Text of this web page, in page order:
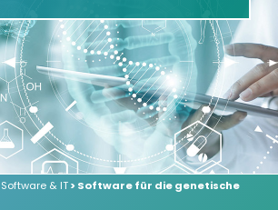
Software & IT> Software für die genetische